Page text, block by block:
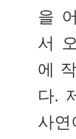
을
서
에
다.
사